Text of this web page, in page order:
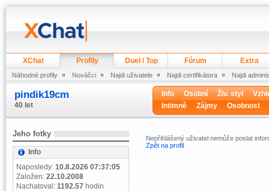
XChat Profily Duel / Top Fórum Extra
Náhodné profily Nováčci Najdi uživatele Najdi certifikátora Najdi
pindik19cm
40 let
Info Osobní Živ. styl
Intimně
Zájmy Osobnost
Jeho fotky
Info
Naposledy: 10.8.2026 07:37:05
Založen: 22.10.2008
Nachatoval: 1192.57 hodin
Nepřihlášený uživatel nemůže poslat
Zpět na profil